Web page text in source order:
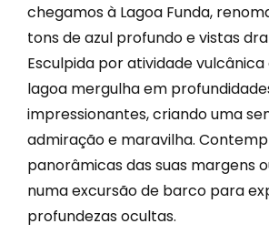
chegamos à Lagoa Funda,
tons de azul profundo e vistas
Esculpida por atividade
lagoa mergulha em
impressionantes, criando uma
admiração e maravilha.
panorâmicas das suas margens
numa excursão de barco para
profundezas ocultas.